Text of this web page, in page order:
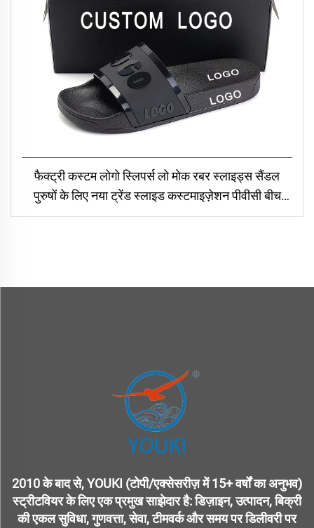
फैक्ट्री कस्टम लोगो स्लिपर्स लो मोक रबर स्लाइड्स सैंडल
पुरुषों के लिए नया ट्रेंड स्लाइड कस्टमाइज़ेशन पीवीसी बीच
फ्लिप फ्लॉप्स यूनिसेक्स
2010 के बाद से, YOUKI (टोपी/एक्सेसरीज़ में 15+ वर्षों का अनुभव)
स्ट्रीटवियर के लिए एक प्रमुख साझेदार है: डिज़ाइन, उत्पादन, बिक्री
की एकल सुविधा, गुणवत्ता, सेवा, टीमवर्क और समय पर डिलीवरी पर